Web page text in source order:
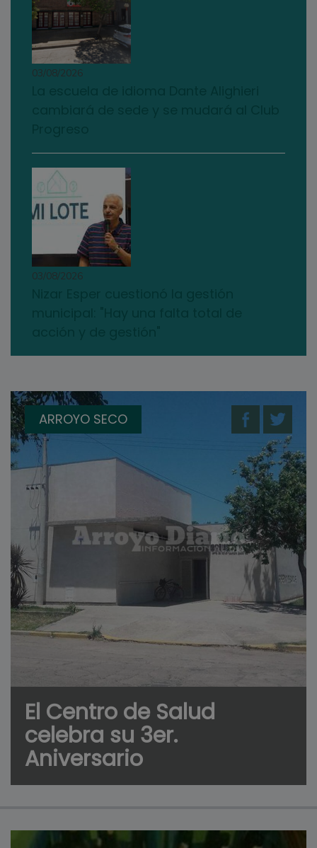
03/08/2026
03/08/2026
ARROYO SECO
El Centro de Salud
celebra su 3er.
Aniversario